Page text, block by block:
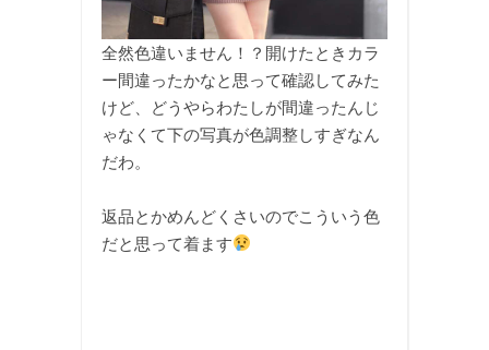
全然色違いません！？開けたときカラ
ー間違ったかなと思って確認してみた
けど、どうやらわたしが間違ったんじ
ゃなくて下の写真が色調整しすぎなん
だわ。
返品とかめんどくさいのでこういう色
だと思って着ます